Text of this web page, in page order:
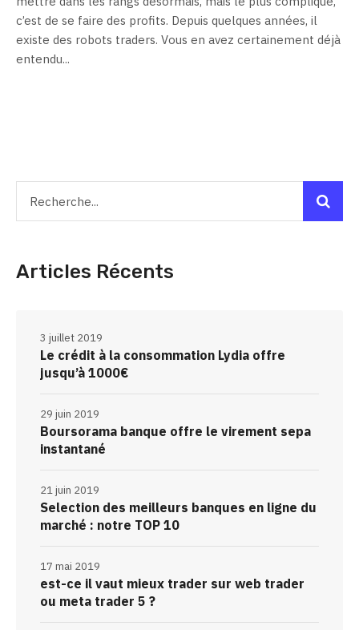
c’est de se faire des profits. Depuis quelques années, il
existe des robots traders. Vous en avez certainement déjà
entendu...
Articles Récents
Le crédit à la consommation Lydia offre
jusqu’à 1000€
3 juillet 2019
Boursorama banque offre le virement sepa
instantané
29 juin 2019
Selection des meilleurs banques en ligne du
marché : notre TOP 10
21 juin 2019
est-ce il vaut mieux trader sur web trader
ou meta trader 5 ?
17 mai 2019